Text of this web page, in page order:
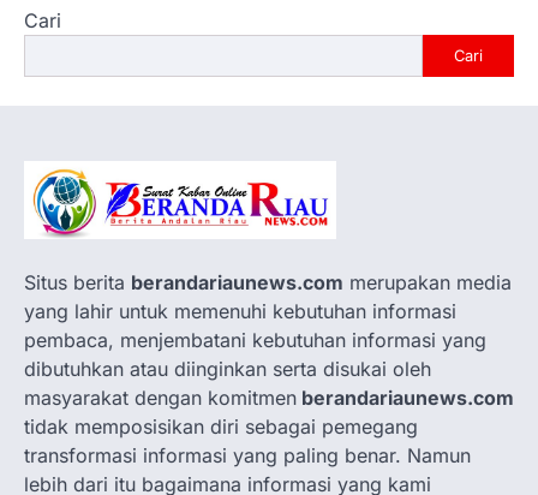
Cari
Cari
Situs berita berandariaunews.com merupakan media
yang lahir untuk memenuhi kebutuhan informasi
pembaca, menjembatani kebutuhan informasi yang
dibutuhkan atau diinginkan serta disukai oleh
masyarakat dengan komitmen berandariaunews.com
tidak memposisikan diri sebagai pemegang
transformasi informasi yang paling benar. Namun
lebih dari itu bagaimana informasi yang kami